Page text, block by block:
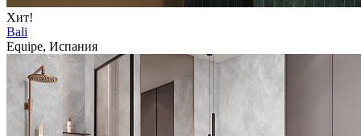
Хит!
Bali
Equipe, Испания